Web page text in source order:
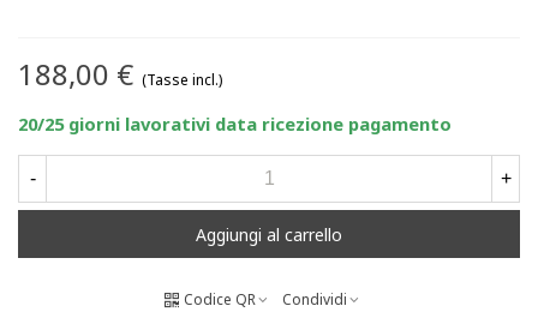
188,00 € (Tasse incl.)
20/25 giorni lavorativi data ricezione pagamento
- +
Aggiungi al carrello
Codice QR Condividi